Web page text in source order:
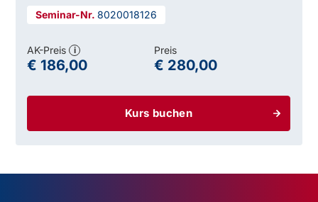
8020018126
Kurs buchen
AK-Preis i
€ 186,00
Preis
€ 280,00